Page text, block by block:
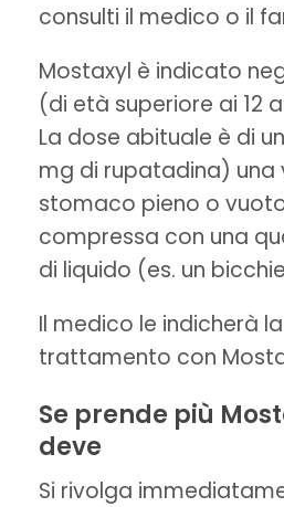
consulti il medico o il
Mostaxyl è indicato
(di età superiore ai 12
La dose abituale è di
mg di rupatadina) una
stomaco pieno o
compressa con una
di liquido (es. un
Il medico le indicherà
trattamento con
Se prende più
deve
Si rivolga